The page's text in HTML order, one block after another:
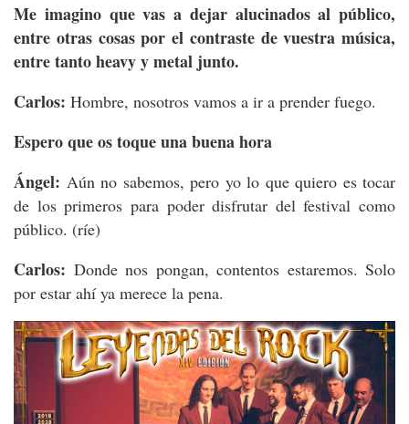
Me imagino que vas a dejar alucinados al público,
entre otras cosas por el contraste de vuestra música,
entre tanto heavy y metal junto.
Carlos: Hombre, nosotros vamos a ir a prender fuego.
Espero que os toque una buena hora
Ángel: Aún no sabemos, pero yo lo que quiero es tocar
de los primeros para poder disfrutar del festival como
público. (ríe)
Carlos: Donde nos pongan, contentos estaremos. Solo
por estar ahí ya merece la pena.